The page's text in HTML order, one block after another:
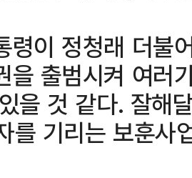
령이 정청래 더불
을 출범시켜 여러
을 것 같다. 잘해
를 기리는 보훈사